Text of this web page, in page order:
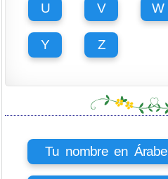
U V W
Y Z
Tu nombre en Árabe